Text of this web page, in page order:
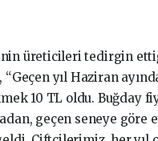
üreticileri tedirgin
“Geçen yıl Haziran
10 TL oldu. Buğday
geçen seneye göre